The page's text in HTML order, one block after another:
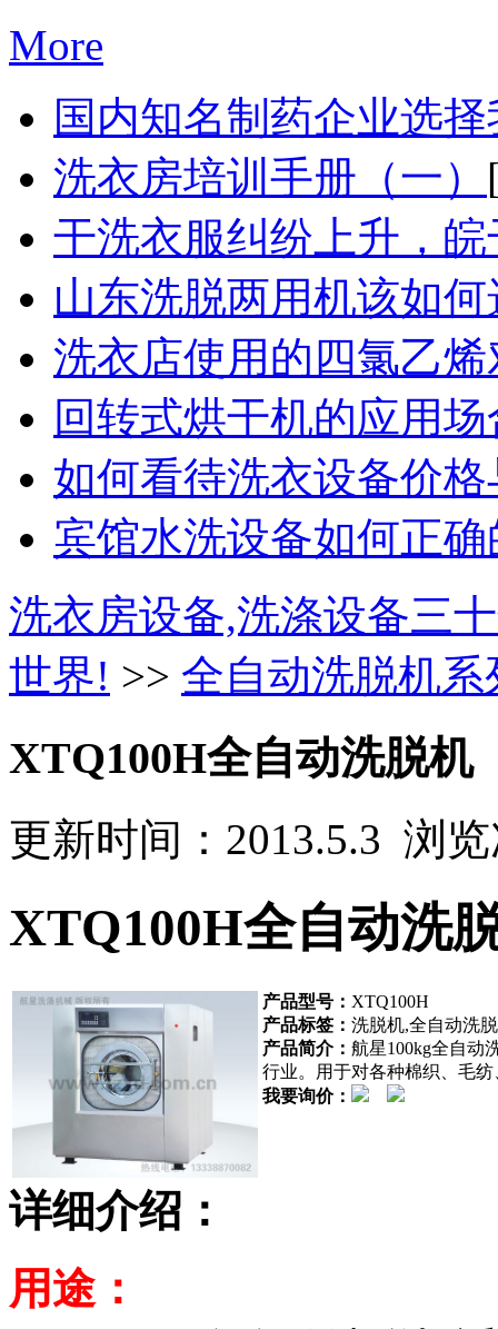
More
国内知名制药企业选择
洗衣房培训手册（一）
干洗衣服纠纷上升，皖
山东洗脱两用机该如何
洗衣店使用的四氯乙烯
回转式烘干机的应用场
如何看待洗衣设备价格
宾馆水洗设备如何正确
洗衣房设备,洗涤设备三
世界! >> 全自动洗脱机系
XTQ100H全自动洗脱机
更新时间：2013.5.3 浏
XTQ100H全自动洗
产品型号： XTQ100H
产品标签： 洗脱机,全自动洗
产品简介： 航星100kg全自动
行业。用于对各种棉织、毛
我要询价：
详细介绍：
用途：